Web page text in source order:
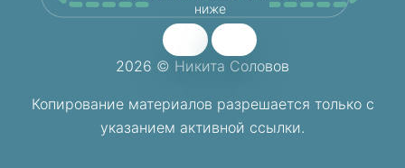
2026 © Никита Соловов
Копирование материалов разрешается только с
указанием активной ссылки.
ниже